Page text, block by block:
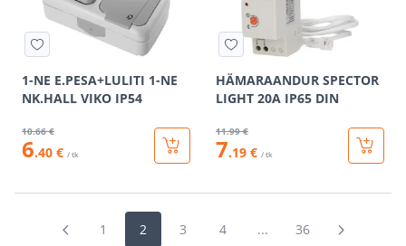
1-NE E.PESA+LULITI 1-NE
NK.HALL VIKO IP54
10.66 €
6.40 € / tk
HÄMARAANDUR SPECTOR
LIGHT 20A IP65 DIN
11.99 €
7.19 € / tk
1 2 3 4 ... 36